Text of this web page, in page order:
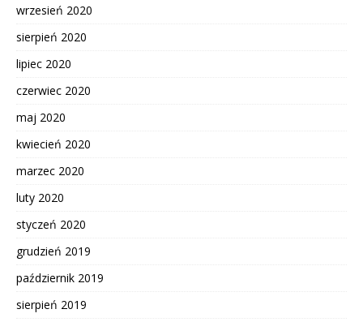
wrzesień 2020
sierpień 2020
lipiec 2020
czerwiec 2020
maj 2020
kwiecień 2020
marzec 2020
luty 2020
styczeń 2020
grudzień 2019
październik 2019
sierpień 2019